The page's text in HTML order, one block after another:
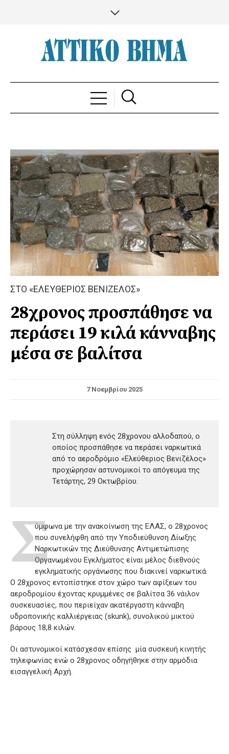
ΣΤΟ «ΕΛΕΥΘΕΡΙΟΣ ΒΕΝΙΖΕΛΟΣ»
28χρονος προσπάθησε να
περάσει 19 κιλά κάνναβης
μέσα σε βαλίτσα
7 Νοεμβρίου 2025
Στη σύλληψη ενός 28χρονου αλλοδαπού, ο
οποίος προσπάθησε να περάσει ναρκωτικά
από το αεροδρόμιο «Ελεύθεριος Βενιζέλος»
προχώρησαν αστυνομικοί το απόγευμα της
Τετάρτης, 29 Οκτωβρίου.
Σύμφωνα με την ανακοίνωση της ΕΛΑΣ, ο 28χρονος
που συνελήφθη από την Υποδιεύθυνση Δίωξης
Ναρκωτικών της Διεύθυνσης Αντιμετώπισης
Οργανωμένου Εγκλήματος είναι μέλος διεθνούς
εγκληματικής οργάνωσης που διακινεί ναρκωτικά.
Ο 28χρονος εντοπίστηκε στον χώρο των αφίξεων του
αεροδρομίου έχοντας κρυμμένες σε βαλίτσα 36 νάιλον
συσκευασίες, που περιείχαν ακατέργαστη κάνναβη
υδροπονικής καλλιέργειας (skunk), συνολικού μικτού
βάρους 18,8 κιλών.
Οι αστυνομικοί κατάσχεσαν επίσης μία συσκευή κινητής
τηλεφωνίας ενώ ο 28χρονος οδηγήθηκε στην αρμόδια
εισαγγελική Αρχή.